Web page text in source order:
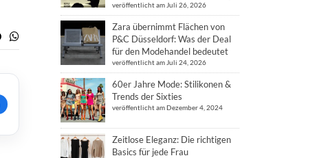
veröffentlicht am Juli 26, 2026
Zara übernimmt Flächen von
P&C Düsseldorf: Was der Deal
für den Modehandel bedeutet
veröffentlicht am Juli 24, 2026
60er Jahre Mode: Stilikonen &
Trends der Sixties
veröffentlicht am Dezember 4, 2024
Zeitlose Eleganz: Die richtigen
Basics für jede Frau